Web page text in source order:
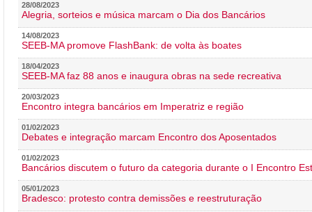
28/08/2023
Alegria, sorteios e música marcam o Dia dos Bancários
14/08/2023
SEEB-MA promove FlashBank: de volta às boates
18/04/2023
SEEB-MA faz 88 anos e inaugura obras na sede recreativa
20/03/2023
Encontro integra bancários em Imperatriz e região
01/02/2023
Debates e integração marcam Encontro dos Aposentados
01/02/2023
Bancários discutem o futuro da categoria durante o I Encontro
05/01/2023
Bradesco: protesto contra demissões e reestruturação